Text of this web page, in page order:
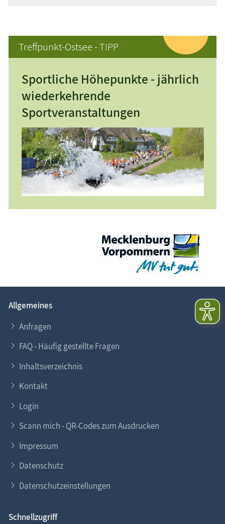
Treffpunkt-Ostsee - TIPP
Sportliche Höhepunkte - jährlich
wiederkehrende
Sportveranstaltungen
Allgemeines
Anfragen
FAQ - Häufig gestellte Fragen
Inhaltsverzeichnis
Kontakt
Login
Scann mich - QR-Codes zum Ausdrucken
Impressum
Datenschutz
Datenschutzeinstellungen
Schnellzugriff